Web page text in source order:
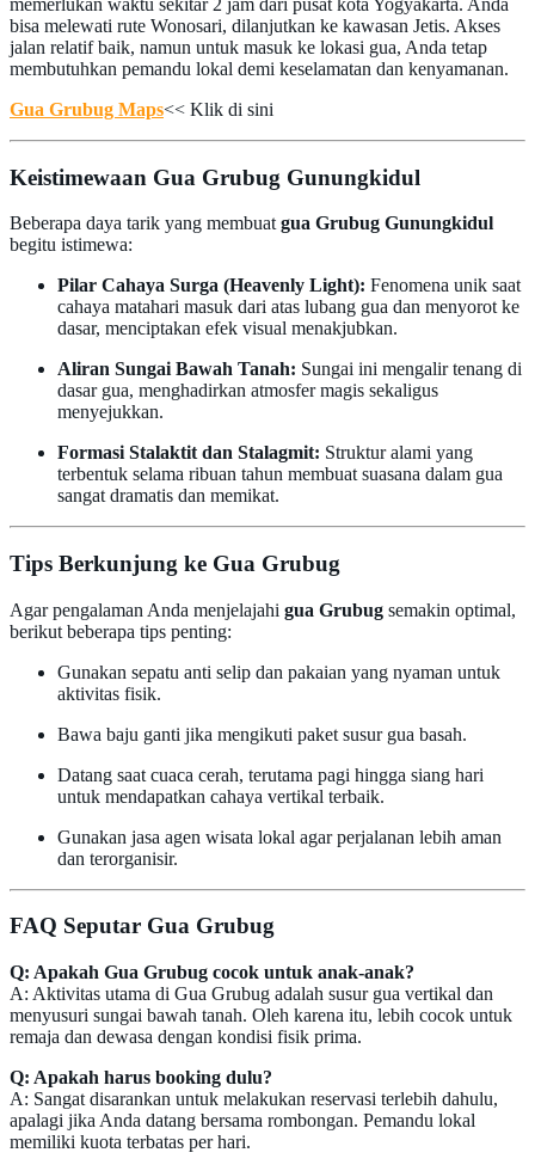
bisa melewati rute Wonosari, dilanjutkan ke kawasan Jetis. Akses
jalan relatif baik, namun untuk masuk ke lokasi gua, Anda tetap
membutuhkan pemandu lokal demi keselamatan dan kenyamanan.
Gua Grubug Maps<< Klik di sini
Keistimewaan Gua Grubug Gunungkidul
Beberapa daya tarik yang membuat gua Grubug Gunungkidul
begitu istimewa:
Pilar Cahaya Surga (Heavenly Light): Fenomena unik saat
cahaya matahari masuk dari atas lubang gua dan menyorot ke
dasar, menciptakan efek visual menakjubkan.
Aliran Sungai Bawah Tanah: Sungai ini mengalir tenang di
dasar gua, menghadirkan atmosfer magis sekaligus
menyejukkan.
Formasi Stalaktit dan Stalagmit: Struktur alami yang
terbentuk selama ribuan tahun membuat suasana dalam gua
sangat dramatis dan memikat.
Tips Berkunjung ke Gua Grubug
Agar pengalaman Anda menjelajahi gua Grubug semakin optimal,
berikut beberapa tips penting:
Gunakan sepatu anti selip dan pakaian yang nyaman untuk
aktivitas fisik.
Bawa baju ganti jika mengikuti paket susur gua basah.
Datang saat cuaca cerah, terutama pagi hingga siang hari
untuk mendapatkan cahaya vertikal terbaik.
Gunakan jasa agen wisata lokal agar perjalanan lebih aman
dan terorganisir.
FAQ Seputar Gua Grubug
Q: Apakah Gua Grubug cocok untuk anak-anak?
A: Aktivitas utama di Gua Grubug adalah susur gua vertikal dan
menyusuri sungai bawah tanah. Oleh karena itu, lebih cocok untuk
remaja dan dewasa dengan kondisi fisik prima.
Q: Apakah harus booking dulu?
A: Sangat disarankan untuk melakukan reservasi terlebih dahulu,
apalagi jika Anda datang bersama rombongan. Pemandu lokal
memiliki kuota terbatas per hari.